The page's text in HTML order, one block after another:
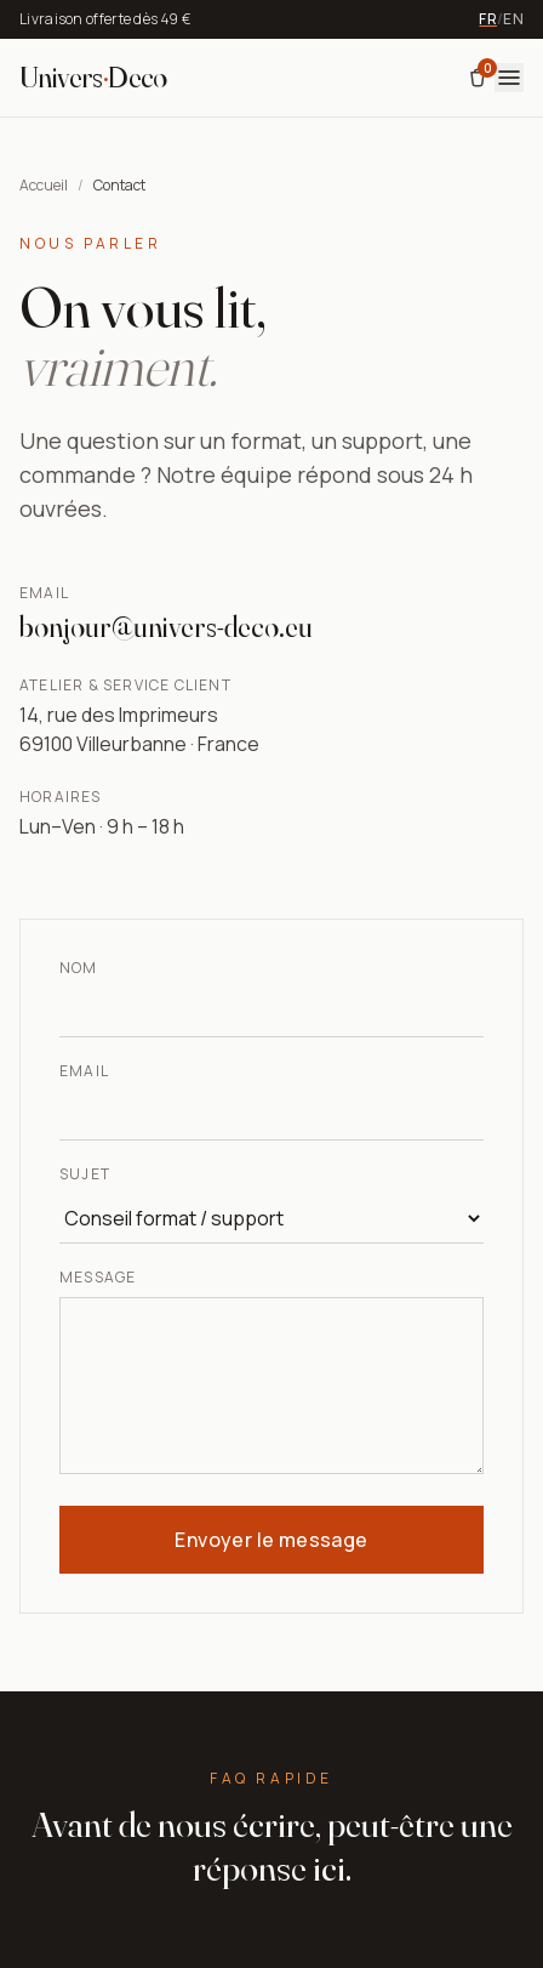
Livraison offerte dès 49 € FR/EN
Univers·Deco 0
Accueil / Contact
NOUS PARLER
On vous lit,
vraiment.
Une question sur un format, un support, une
commande ? Notre équipe répond sous 24 h
ouvrées.
EMAIL
bonjour@univers-deco.eu
ATELIER & SERVICE CLIENT
14, rue des Imprimeurs
69100 Villeurbanne · France
HORAIRES
Lun–Ven · 9 h – 18 h
NOM
EMAIL
SUJET
MESSAGE
Envoyer le message
FAQ RAPIDE
Avant de nous écrire, peut-être une
réponse ici.